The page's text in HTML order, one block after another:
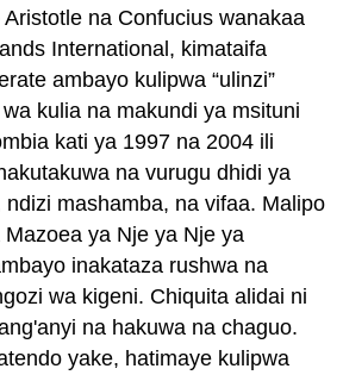
na Confucius wanakaa
International, kimataifa
ambayo kulipwa “ulinzi”
kulia na makundi ya msituni
kati ya 1997 na 2004 ili
na vurugu dhidi ya
mashamba, na vifaa. Malipo
ya Nje ya Nje ya
inakataza rushwa na
wa kigeni. Chiquita alidai ni
na hakuwa na chaguo.
yake, hatimaye kulipwa